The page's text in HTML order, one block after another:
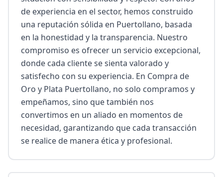
de experiencia en el sector, hemos construido
una reputación sólida en Puertollano, basada
en la honestidad y la transparencia. Nuestro
compromiso es ofrecer un servicio excepcional,
donde cada cliente se sienta valorado y
satisfecho con su experiencia. En Compra de
Oro y Plata Puertollano, no solo compramos y
empeñamos, sino que también nos
convertimos en un aliado en momentos de
necesidad, garantizando que cada transacción
se realice de manera ética y profesional.